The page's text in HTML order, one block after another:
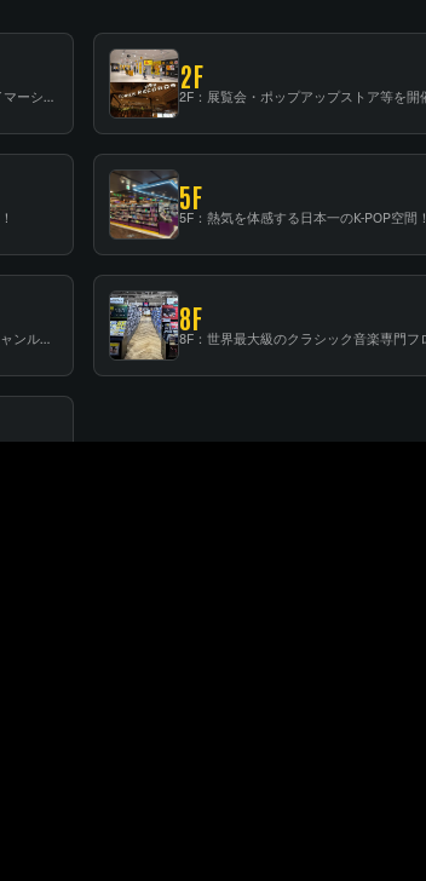
1F： エンタメショップならではのイマーシブ空間
2F
5F
5F：熱気を体感する日本一のK-POP空間！
7F：あらゆる音楽が集結する最多ジャンルフロア！
8F